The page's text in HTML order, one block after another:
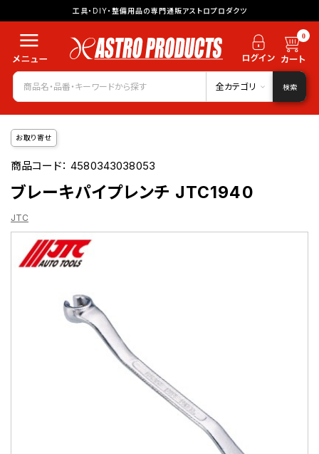
工具・DIY・整備用品の専門通販アストロプロダクツ
0
全カテゴリ 検索
お取り寄せ
商品コード：4580343038053
ブレーキパイプレンチ JTC1940
JTC